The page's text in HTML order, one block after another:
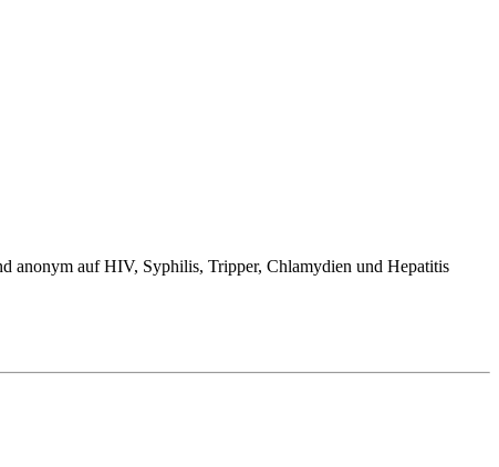
anonym auf HIV, Syphilis, Tripper, Chlamydien und Hepatitis